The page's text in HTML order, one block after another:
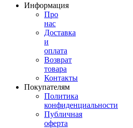
Информация
Про
нас
Доставка
и
оплата
Возврат
товара
Контакты
Покупателям
Политика
конфиденциальности
Публичная
оферта